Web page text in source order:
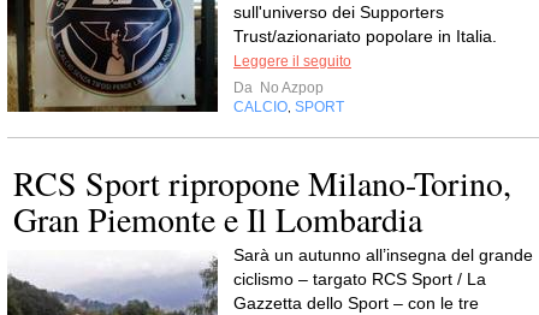
sull'universo dei Supporters
Trust/azionariato popolare in Italia.
Leggere il seguito
Da No Azpop
CALCIO SPORT
RCS Sport ripropone Milano-Torino,
Gran Piemonte e Il Lombardia
Sarà un autunno all’insegna del grande
ciclismo – targato RCS Sport / La
Gazzetta dello Sport – con le tre